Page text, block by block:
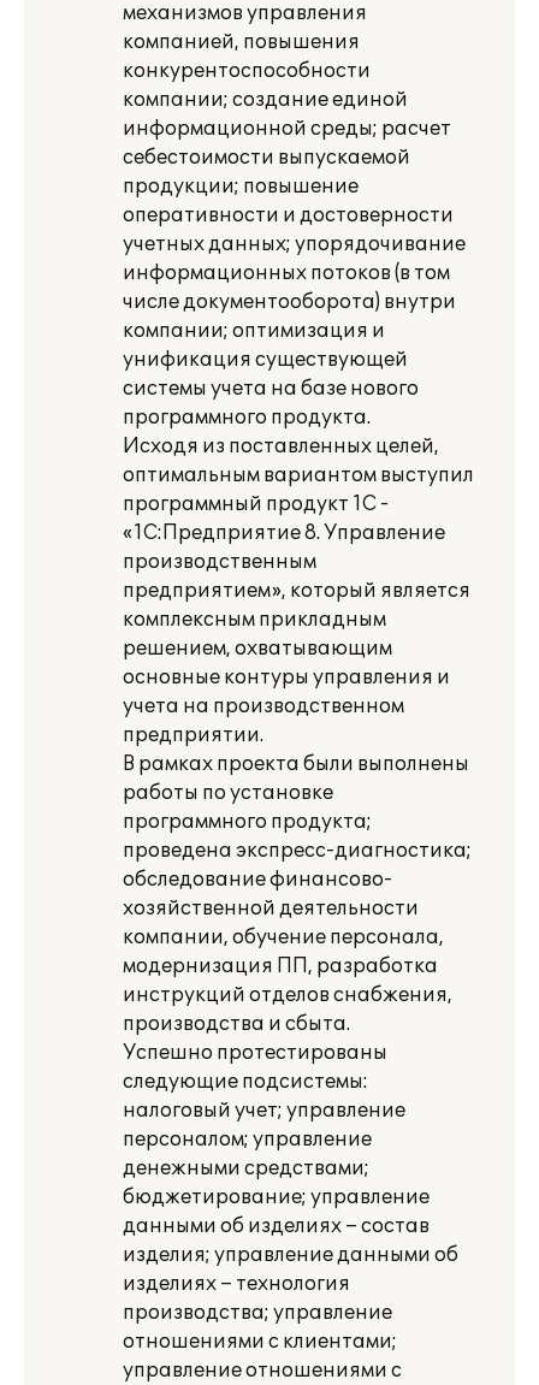
механизмов управления
компанией, повышения
конкурентоспособности
компании; создание единой
информационной среды; расчет
себестоимости выпускаемой
продукции; повышение
оперативности и достоверности
учетных данных; упорядочивание
информационных потоков (в том
числе документооборота) внутри
компании; оптимизация и
унификация существующей
системы учета на базе нового
программного продукта.
Исходя из поставленных целей,
оптимальным вариантом выступил
программный продукт 1С -
«1С:Предприятие 8. Управление
производственным
предприятием», который является
комплексным прикладным
решением, охватывающим
основные контуры управления и
учета на производственном
предприятии.
В рамках проекта были выполнены
работы по установке
программного продукта;
проведена экспресс-диагностика;
обследование финансово-
хозяйственной деятельности
компании, обучение персонала,
модернизация ПП, разработка
инструкций отделов снабжения,
производства и сбыта.
Успешно протестированы
следующие подсистемы:
налоговый учет; управление
персоналом; управление
денежными средствами;
бюджетирование; управление
данными об изделиях – состав
изделия; управление данными об
изделиях – технология
производства; управление
отношениями с клиентами;
управление отношениями с